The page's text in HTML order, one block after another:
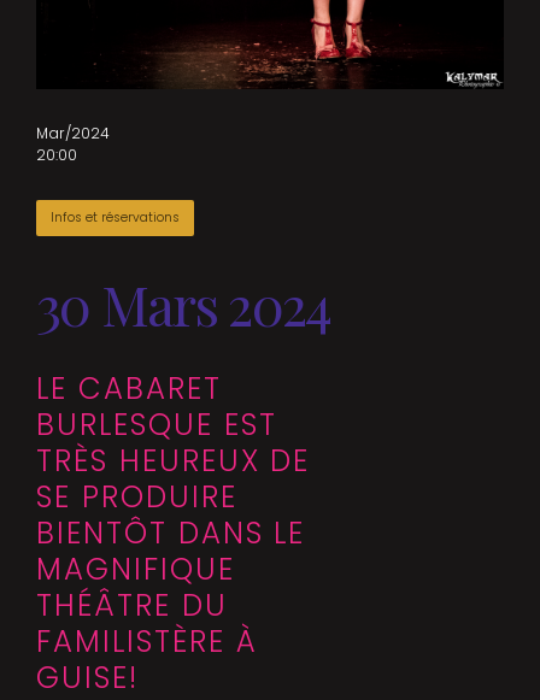
30 Mars 2024
LE CABARET
BURLESQUE EST
TRÈS HEUREUX DE
SE PRODUIRE
BIENTÔT DANS LE
MAGNIFIQUE
THÉÂTRE DU
FAMILISTÈRE À
GUISE!
Mar/2024
20:00
Infos et réservations